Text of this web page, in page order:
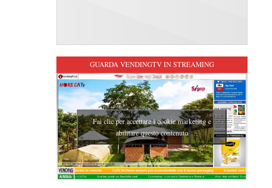
GUARDA VENDINGTV IN STREAMING
Fai clic per accettare i cookie marketing e
abilitare questo contenuto